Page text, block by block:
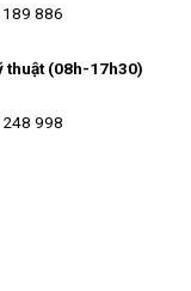
886
thuật (08h-17h30)
998